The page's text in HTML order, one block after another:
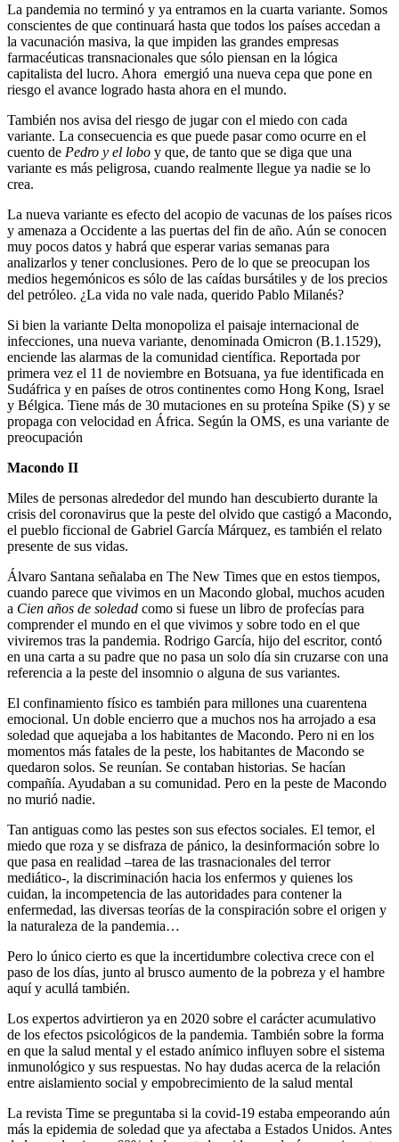
La pandemia no terminó y ya entramos en la cuarta variante. Somos
conscientes de que continuará hasta que todos los países accedan a
la vacunación masiva, la que impiden las grandes empresas
farmacéuticas transnacionales que sólo piensan en la lógica
capitalista del lucro. Ahora emergió una nueva cepa que pone en
riesgo el avance logrado hasta ahora en el mundo.
También nos avisa del riesgo de jugar con el miedo con cada
variante. La consecuencia es que puede pasar como ocurre en el
cuento de Pedro y el lobo y que, de tanto que se diga que una
variante es más peligrosa, cuando realmente llegue ya nadie se lo
crea.
La nueva variante es efecto del acopio de vacunas de los países ricos
y amenaza a Occidente a las puertas del fin de año. Aún se conocen
muy pocos datos y habrá que esperar varias semanas para
analizarlos y tener conclusiones. Pero de lo que se preocupan los
medios hegemónicos es sólo de las caídas bursátiles y de los precios
del petróleo. ¿La vida no vale nada, querido Pablo Milanés?
Si bien la variante Delta monopoliza el paisaje internacional de
infecciones, una nueva variante, denominada Omicron (B.1.1529),
enciende las alarmas de la comunidad científica. Reportada por
primera vez el 11 de noviembre en Botsuana, ya fue identificada en
Sudáfrica y en países de otros continentes como Hong Kong, Israel
y Bélgica. Tiene más de 30 mutaciones en su proteína Spike (S) y se
propaga con velocidad en África. Según la OMS, es una variante de
preocupación
Macondo II
Miles de personas alrededor del mundo han descubierto durante la
crisis del coronavirus que la peste del olvido que castigó a Macondo,
el pueblo ficcional de Gabriel García Márquez, es también el relato
presente de sus vidas.
Álvaro Santana señalaba en The New Times que en estos tiempos,
cuando parece que vivimos en un Macondo global, muchos acuden
a Cien años de soledad como si fuese un libro de profecías para
comprender el mundo en el que vivimos y sobre todo en el que
viviremos tras la pandemia. Rodrigo García, hijo del escritor, contó
en una carta a su padre que no pasa un solo día sin cruzarse con una
referencia a la peste del insomnio o alguna de sus variantes.
El confinamiento físico es también para millones una cuarentena
emocional. Un doble encierro que a muchos nos ha arrojado a esa
soledad que aquejaba a los habitantes de Macondo. Pero ni en los
momentos más fatales de la peste, los habitantes de Macondo se
quedaron solos. Se reunían. Se contaban historias. Se hacían
compañía. Ayudaban a su comunidad. Pero en la peste de Macondo
no murió nadie.
Tan antiguas como las pestes son sus efectos sociales. El temor, el
miedo que roza y se disfraza de pánico, la desinformación sobre lo
que pasa en realidad –tarea de las trasnacionales del terror
mediático-, la discriminación hacia los enfermos y quienes los
cuidan, la incompetencia de las autoridades para contener la
enfermedad, las diversas teorías de la conspiración sobre el origen y
la naturaleza de la pandemia…
Pero lo único cierto es que la incertidumbre colectiva crece con el
paso de los días, junto al brusco aumento de la pobreza y el hambre
aquí y acullá también.
Los expertos advirtieron ya en 2020 sobre el carácter acumulativo
de los efectos psicológicos de la pandemia. También sobre la forma
en que la salud mental y el estado anímico influyen sobre el sistema
inmunológico y sus respuestas. No hay dudas acerca de la relación
entre aislamiento social y empobrecimiento de la salud mental
La revista Time se preguntaba si la covid-19 estaba empeorando aún
más la epidemia de soledad que ya afectaba a Estados Unidos. Antes